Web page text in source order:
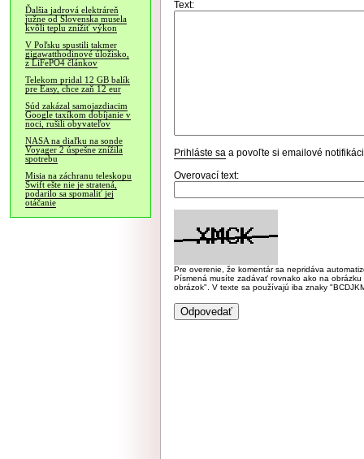
Ďalšia jadrová elektráreň
južne od Slovenska musela
kvôli teplu znížiť výkon
V Poľsku spustili takmer
gigawatthodinové úložisko,
z LiFePO4 článkov
Telekom pridal 12 GB balík
pre Easy, chce zaň 12 eur
Súd zakázal samojazdiacim
Google taxíkom dobíjanie v
noci, rušili obyvateľov
NASA na diaľku na sonde
Voyager 2 úspešne znížila
spotrebu
Misia na záchranu teleskopu
Swift ešte nie je stratená,
podarilo sa spomaliť jej
otáčanie
Text:
Prihláste sa a povoľte si emailové
Overovací text:
Pre overenie, že komentár sa nepridáva
Písmená musíte zadávať rovnako ako na
obrázok". V texte sa používajú iba znaky